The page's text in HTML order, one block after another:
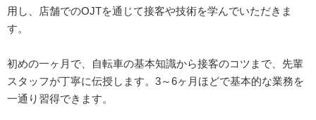
用し、店舗でのOJTを通じて接客や技術を学んでいただきま
す。
初めの一ヶ月で、自転車の基本知識から接客のコツまで、先輩
スタッフが丁寧に伝授します。3～6ヶ月ほどで基本的な業務を
一通り習得できます。